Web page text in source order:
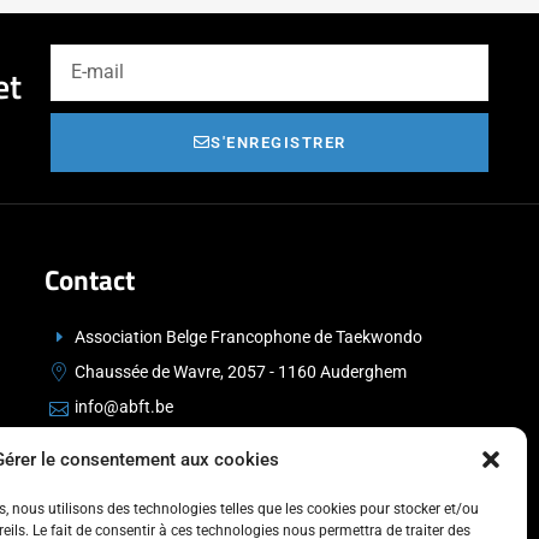
le consentement aux cookies
nous utilisons des technologies telles que les cookies pour stocker et/ou
Le fait de consentir à ces technologies nous permettra de traiter des
S'ENREGISTRER
Contact
Association Belge Francophone de Taekwondo
Chaussée de Wavre, 2057 - 1160 Auderghem
info@abft.be